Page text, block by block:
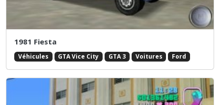
1981 Fiesta
Véhicules GTA Vice City GTA 3 Voitures Ford